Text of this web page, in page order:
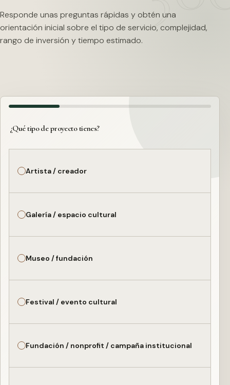
Responde unas preguntas rápidas y obtén una
orientación inicial sobre el tipo de servicio, complejidad,
rango de inversión y tiempo estimado.
¿Qué tipo de proyecto tienes?
Artista / creador
Galería / espacio cultural
Museo / fundación
Festival / evento cultural
Fundación / nonprofit / campaña institucional